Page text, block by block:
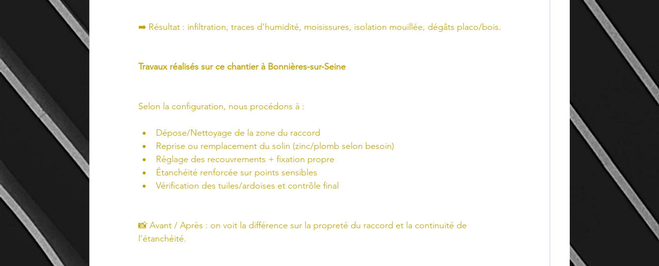
➡️ Résultat : infiltration, traces d’humidité, moisissures, isolation mouillée, dégâts placo/bois.
Travaux réalisés sur ce chantier à Bonnières-sur-Seine
Selon la configuration, nous procédons à :
Dépose/Nettoyage de la zone du raccord
Reprise ou remplacement du solin (zinc/plomb selon besoin)
Réglage des recouvrements + fixation propre
Étanchéité renforcée sur points sensibles
Vérification des tuiles/ardoises et contrôle final
📸 Avant / Après : on voit la différence sur la propreté du raccord et la continuité de
l’étanchéité.